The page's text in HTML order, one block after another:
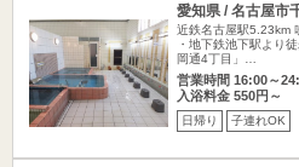
愛知県 / 名古屋市
近鉄名古屋駅5.23km
・地下鉄池下駅より
岡通4丁目」…
営業時間 16:00～
入浴料金 550円～
日帰り 子連れOK